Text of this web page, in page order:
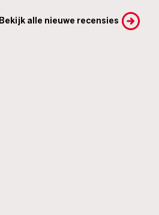
Bekijk alle nieuwe recensies